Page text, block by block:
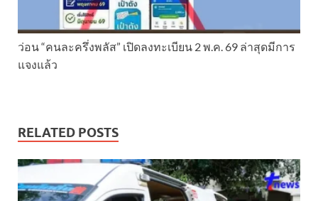
ว่อน “คนละครึ่งพลัส” เปิดลงทะเบียน 2 พ.ค. 69 ล่าสุดมีการ
แจงแล้ว
RELATED POSTS